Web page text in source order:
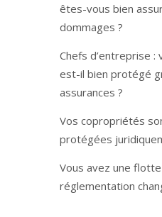
êtes-vous bien
dommages ?
Chefs d’entreprise
est-il bien protégé
assurances ?
Vos copropriétés
protégées
Vous avez une
réglementation